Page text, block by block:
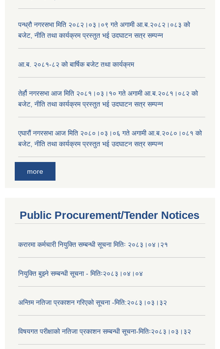
पन्ध्रौ नगरसभा मिति २०८२।०३।०९ गते अगामी आ.ब.२०८२।०८३ को
बजेट, नीति तथा कार्यक्रम प्रस्तुत भई उदघाटन सत्र सम्पन्न
आ.ब. २०८१-८२ को बार्षिक बजेट तथा कार्यक्रम
तेर्हौ नगरसभा आज मिति २०८१।०३।१० गते अगामी आ.ब.२०८१।०८२ को
बजेट, नीति तथा कार्यक्रम प्रस्तुत भई उदघाटन सत्र सम्पन्न
एघारौं नगरसभा आज मिति २०८०।०३।०६ गते अगामी आ.ब.२०८०।०८१ को
बजेट, नीति तथा कार्यक्रम प्रस्तुत भई उदघाटन सत्र सम्पन्न
more
Public Procurement/Tender Notices
करारमा कर्मचारी नियुक्ति सम्बन्धी सूचना मितिः २०८३।०४।२१
नियुक्ति बुझ्ने सम्बन्धी सूचना - मितिः२०८३।०४।०४
अन्तिम नतिजा प्रकाशन गरिएको सूचना -मिति:२०८३।०३।३२
विषयगत परीक्षाको नतिजा प्रकाशन सम्बन्धी सूचना-मितिः२०८३।०३।३२